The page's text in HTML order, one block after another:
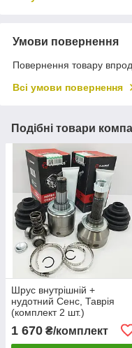
Умови повернення
Повернення товару
Всі умови повернення
Подібні товари
Шрус внутрішній +
нудотний Сенс, Таврія
(комплект 2 шт.)
1 670 ₴/комплект